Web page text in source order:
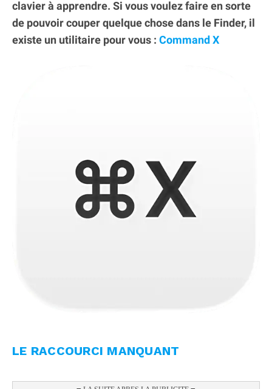
clavier à apprendre. Si vous voulez faire en sorte
de pouvoir couper quelque chose dans le Finder, il
existe un utilitaire pour vous : Command X
LE RACCOURCI MANQUANT